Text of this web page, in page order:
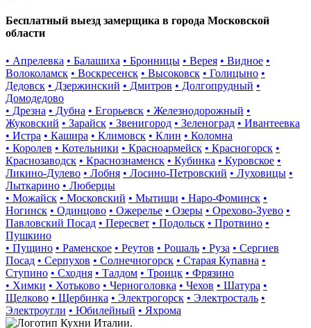
Бесплатный выезд замерщика в города Московской
области
• Апрелевка • Балашиха • Бронницы • Верея • Видное •
Волоколамск • Воскресенск • Высоковск • Голицыно •
Дедовск • Дзержинский • Дмитров • Долгопрудный •
Домодедово
• Дрезна • Дубна • Егорьевск • Железнодорожный •
Жуковский • Зарайск • Звенигород • Зеленоград • Ивантеевка
• Истра • Кашира • Климовск • Клин • Коломна
• Королев • Котельники • Красноармейск • Красногорск •
Краснозаводск • Краснознаменск • Кубинка • Куровское •
Ликино-Дулево • Лобня • Лосино-Петровский • Луховицы •
Лыткарино • Люберцы
• Можайск • Московский • Мытищи • Наро-Фоминск •
Ногинск • Одинцово • Ожерелье • Озеры • Орехово-Зуево •
Павловский Посад • Пересвет • Подольск • Протвино •
Пушкино
• Пущино • Раменское • Реутов • Рошаль • Руза • Сергиев
Посад • Серпухов • Солнечногорск • Старая Купавна •
Ступино • Сходня • Талдом • Троицк • Фрязино
• Химки • Хотьково • Черноголовка • Чехов • Шатура •
Щелково • Щербинка • Электрогорск • Электросталь •
Электроугли • Юбилейный • Яхрома